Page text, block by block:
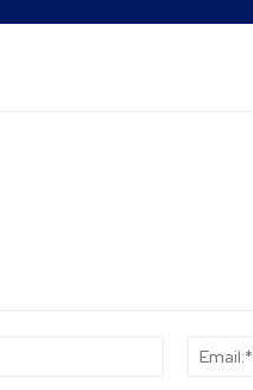
Nama:*